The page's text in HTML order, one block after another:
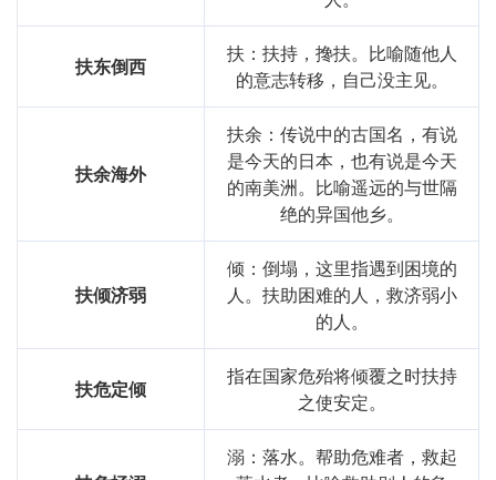
基础信息
fú wēi chí
用法 "作谓语、宾语、定语；用于时局"
扶急持倾 扶危持颠
扶 危
扶东倒西
扶：扶持，搀扶。比喻随他人
的意志转移，自己没主见。
扶余海外
扶余：传说中的古国名，有说
是今天的日本，也有说是今天
的南美洲。比喻遥远的与世隔
绝的异国他乡。
扶倾济弱
倾：倒塌，这里指遇到困境的
人。扶助困难的人，救济弱小
的人。
扶危定倾
指在国家危殆将倾覆之时扶持
之使安定。
溺：落水。帮助危难者，救起